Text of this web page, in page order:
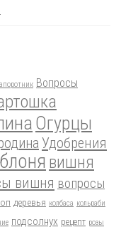
Вопросы
Огурцы
Удобрения
вишня
вишня вопросы
деревья колбаса кольраби
подсолнух рецепт розы